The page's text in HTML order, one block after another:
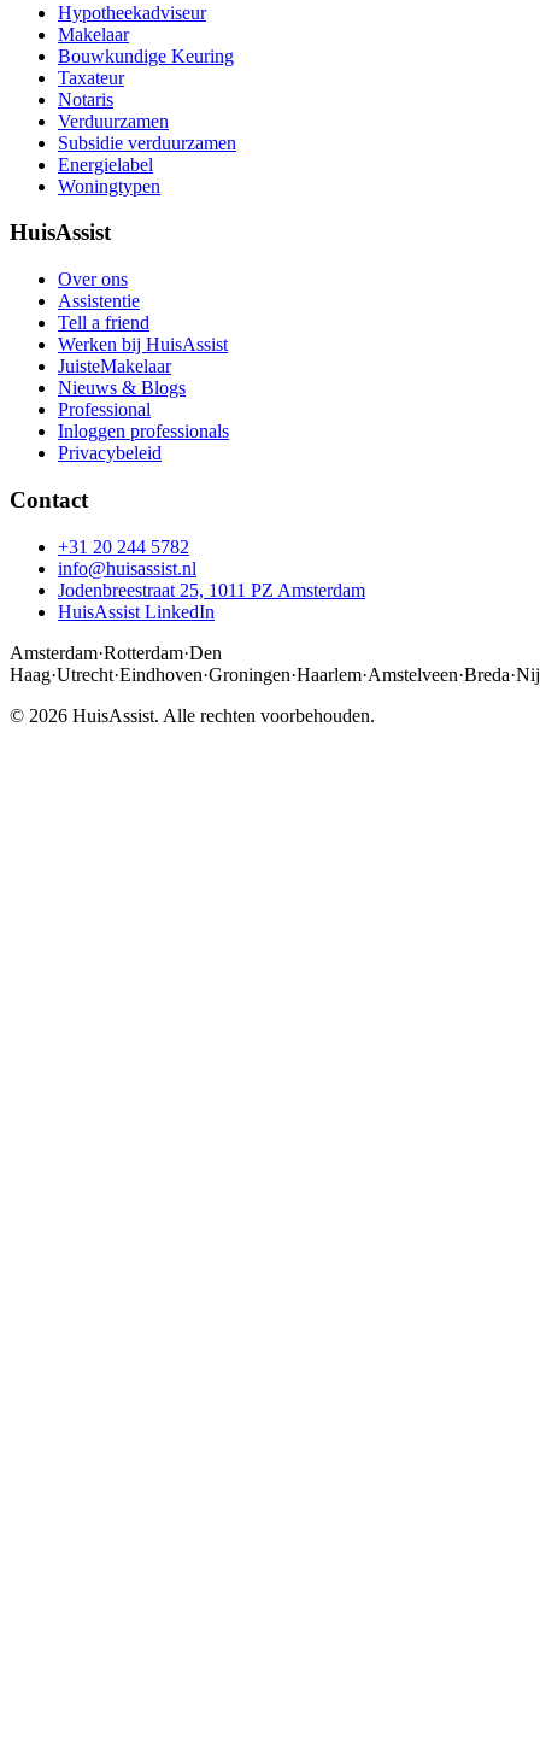
Hypotheekadviseur
Makelaar
Bouwkundige Keuring
Taxateur
Notaris
Verduurzamen
Subsidie verduurzamen
Energielabel
Woningtypen
HuisAssist
Over ons
Assistentie
Tell a friend
Werken bij HuisAssist
JuisteMakelaar
Nieuws & Blogs
Professional
Inloggen professionals
Privacybeleid
Contact
+31 20 244 5782
info@huisassist.nl
Jodenbreestraat 25, 1011 PZ Amsterdam
HuisAssist LinkedIn
Amsterdam·Rotterdam·Den
Haag·Utrecht·Eindhoven·Groningen·Haarlem·Amstelveen·Breda·
© 2026 HuisAssist. Alle rechten voorbehouden.